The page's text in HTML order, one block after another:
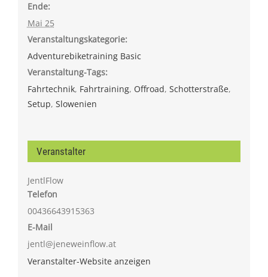
Ende:
Mai 25
Veranstaltungskategorie:
Adventurebiketraining Basic
Veranstaltung-Tags:
Fahrtechnik, Fahrtraining, Offroad, Schotterstraße,
Setup, Slowenien
Veranstalter
JentlFlow
Telefon
00436643915363
E-Mail
jentl@jeneweinflow.at
Veranstalter-Website anzeigen